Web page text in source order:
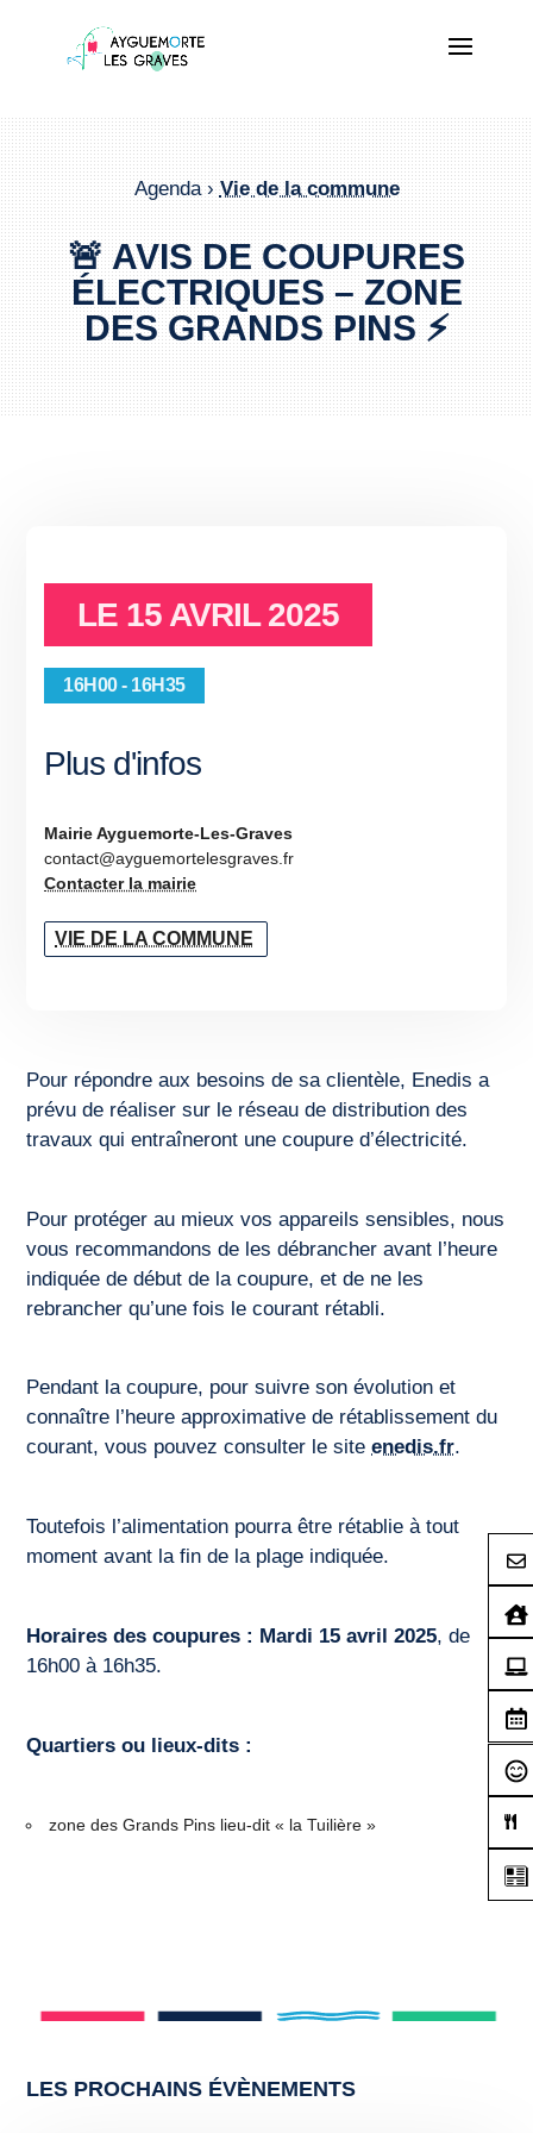
Agenda ›Vie de la commune
🚨 AVIS DE COUPURES
ÉLECTRIQUES – ZONE
DES GRANDS PINS ⚡
LE 15 AVRIL 2025
16H00 - 16H35
Plus d'infos
Mairie Ayguemorte-Les-Graves
contact@ayguemortelesgraves.fr
Contacter la mairie
VIE DE LA COMMUNE
Pour répondre aux besoins de sa clientèle, Enedis a
prévu de réaliser sur le réseau de distribution des
travaux qui entraîneront une coupure d’électricité.
Pour protéger au mieux vos appareils sensibles, nous
vous recommandons de les débrancher avant l’heure
indiquée de début de la coupure, et de ne les
rebrancher qu’une fois le courant rétabli.
Pendant la coupure, pour suivre son évolution et
connaître l’heure approximative de rétablissement du
courant, vous pouvez consulter le siteenedis.fr.
Toutefois l’alimentation pourra être rétablie à tout
moment avant la fin de la plage indiquée.
Horaires des coupures : Mardi 15 avril 2025, de
16h00 à 16h35.
Quartiers ou lieux-dits :
zone des Grands Pins lieu-dit « la Tuilière »
LES PROCHAINS ÉVÈNEMENTS